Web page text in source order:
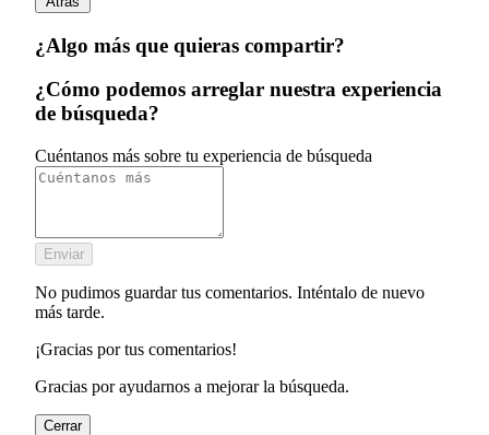
¿Algo más que quieras compartir?
¿Cómo podemos arreglar nuestra experiencia
de búsqueda?
Cuéntanos más sobre tu experiencia de búsqueda
Enviar
No pudimos guardar tus comentarios. Inténtalo de nuevo
más tarde.
¡Gracias por tus comentarios!
Gracias por ayudarnos a mejorar la búsqueda.
Cerrar